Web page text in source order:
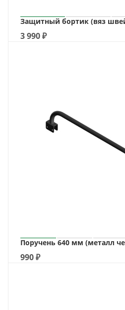
Защитный бортик (вяз
3 990₽
Поручень 640 мм (металл
990₽